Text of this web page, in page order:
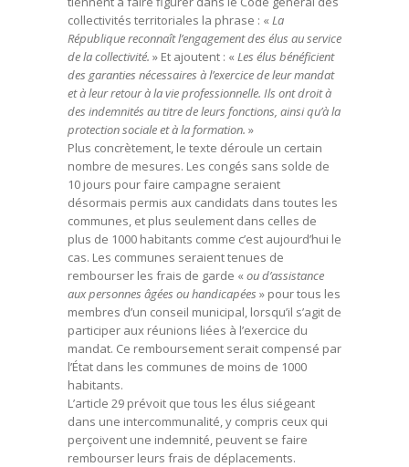
collectivités territoriales la phrase : « La
République reconnaît l’engagement des élus au service
de la collectivité. » Et ajoutent : « Les élus bénéficient
des garanties nécessaires à l’exercice de leur mandat
et à leur retour à la vie professionnelle. Ils ont droit à
des indemnités au titre de leurs fonctions, ainsi qu’à la
protection sociale et à la formation. »
Plus concrètement, le texte déroule un certain
nombre de mesures. Les congés sans solde de
10 jours pour faire campagne seraient
désormais permis aux candidats dans toutes les
communes, et plus seulement dans celles de
plus de 1000 habitants comme c’est aujourd’hui le
cas. Les communes seraient tenues de
rembourser les frais de garde « ou d’assistance
aux personnes âgées ou handicapées » pour tous les
membres d’un conseil municipal, lorsqu’il s’agit de
participer aux réunions liées à l’exercice du
mandat. Ce remboursement serait compensé par
l’État dans les communes de moins de 1000
habitants.
L’article 29 prévoit que tous les élus siégeant
dans une intercommunalité, y compris ceux qui
perçoivent une indemnité, peuvent se faire
rembourser leurs frais de déplacements.